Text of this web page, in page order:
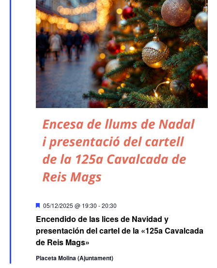
Encendido de las lices de Navidad y
presentación del cartel de la «125a Cavalcada
de Reis Mags»
Destacado
05/12/2025 @ 19:30 -20:30
Placeta Molina (Ajuntament)